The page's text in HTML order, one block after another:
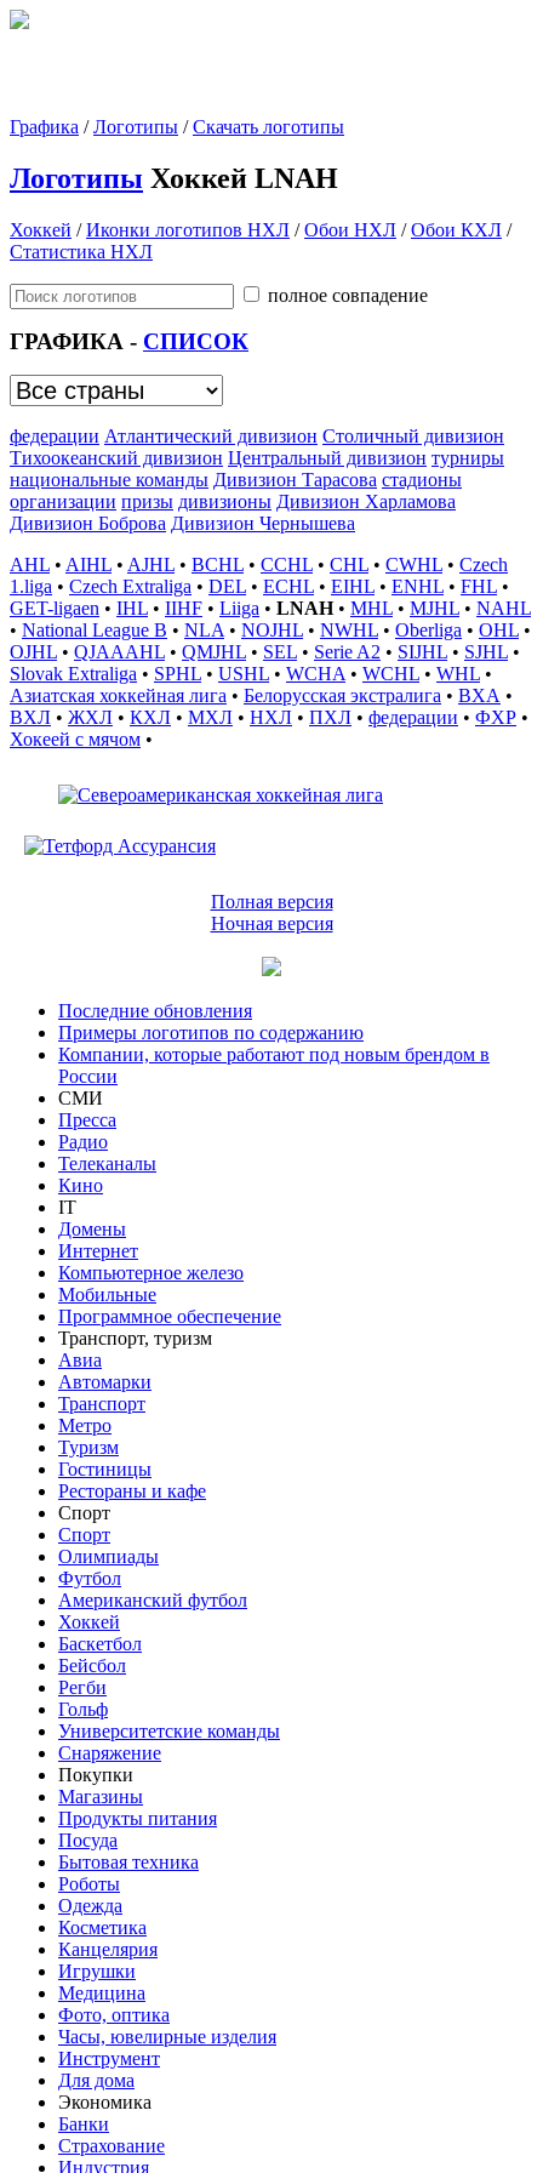
Графика /Логотипы /Скачать логотипы
Логотипы Хоккей LNAH
Хоккей /Иконки логотипов НХЛ /Обои НХЛ /Обои КХЛ /
Статистика НХЛ
полное совпадение
ГРАФИКА - СПИСОК
федерации Атлантический дивизион Столичный дивизион
Тихоокеанский дивизион Центральный дивизион турниры
национальные команды Дивизион Тарасова стадионы
организации призы дивизионы Дивизион Харламова
Дивизион Боброва Дивизион Чернышева
AHL • AIHL • AJHL • BCHL • CCHL • CHL • CWHL • Czech
1.liga • Czech Extraliga • DEL • ECHL • EIHL • ENHL • FHL •
GET-ligaen • IHL • IIHF • Liiga • LNAH• MHL • MJHL • NAHL
• National League B • NLA • NOJHL • NWHL • Oberliga • OHL •
OJHL • QJAAAHL • QMJHL • SEL • Serie A2 • SIJHL • SJHL •
Slovak Extraliga • SPHL • USHL • WCHA • WCHL • WHL •
Азиатская хоккейная лига • Белорусская экстралига • ВХА •
ВХЛ • ЖХЛ • КХЛ • МХЛ • НХЛ • ПХЛ • федерации • ФХР •
Хокеей с мячом •
Полная версия
Ночная версия
Последние обновления
Примеры логотипов по содержанию
Компании, которые работают под новым брендом в
России
СМИ
Пресса
Радио
Телеканалы
Кино
IT
Домены
Интернет
Компьютерное железо
Мобильные
Программное обеспечение
Транспорт, туризм
Авиа
Автомарки
Транспорт
Метро
Туризм
Гостиницы
Рестораны и кафе
Спорт
Спорт
Олимпиады
Футбол
Американский футбол
Хоккей
Баскетбол
Бейсбол
Регби
Гольф
Университетские команды
Снаряжение
Покупки
Магазины
Продукты питания
Посуда
Бытовая техника
Роботы
Одежда
Косметика
Канцелярия
Игрушки
Медицина
Фото, оптика
Часы, ювелирные изделия
Инструмент
Для дома
Экономика
Банки
Страхование
Индустрия